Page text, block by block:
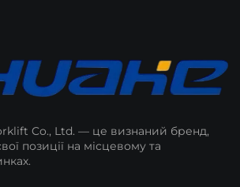
Co., Ltd. — це визнаний бренд,
позиції на місцевому та